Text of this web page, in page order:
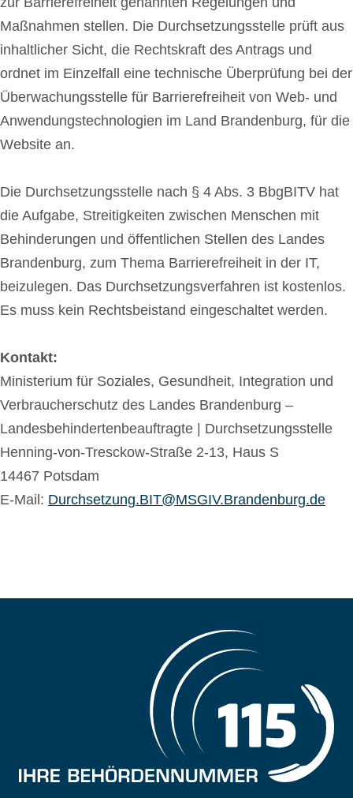
Maßnahmen stellen. Die Durchsetzungsstelle prüft aus
inhaltlicher Sicht, die Rechtskraft des Antrags und
ordnet im Einzelfall eine technische Überprüfung bei der
Überwachungsstelle für Barrierefreiheit von Web- und
Anwendungstechnologien im Land Brandenburg, für die
Website an.
Die Durchsetzungsstelle nach § 4 Abs. 3 BbgBITV hat
die Aufgabe, Streitigkeiten zwischen Menschen mit
Behinderungen und öffentlichen Stellen des Landes
Brandenburg, zum Thema Barrierefreiheit in der IT,
beizulegen. Das Durchsetzungsverfahren ist kostenlos.
Es muss kein Rechtsbeistand eingeschaltet werden.
Kontakt:
Ministerium für Soziales, Gesundheit, Integration und
Verbraucherschutz des Landes Brandenburg –
Landesbehindertenbeauftragte | Durchsetzungsstelle
Henning-von-Tresckow-Straße 2-13, Haus S
14467 Potsdam
E-Mail: Durchsetzung.BIT@MSGIV.Brandenburg.de